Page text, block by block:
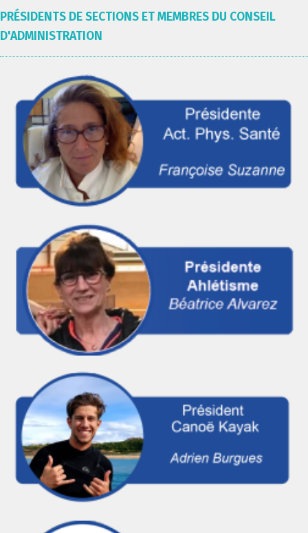
PRÉSIDENTS DE SECTIONS ET MEMBRES DU CONSEIL
D'ADMINISTRATION